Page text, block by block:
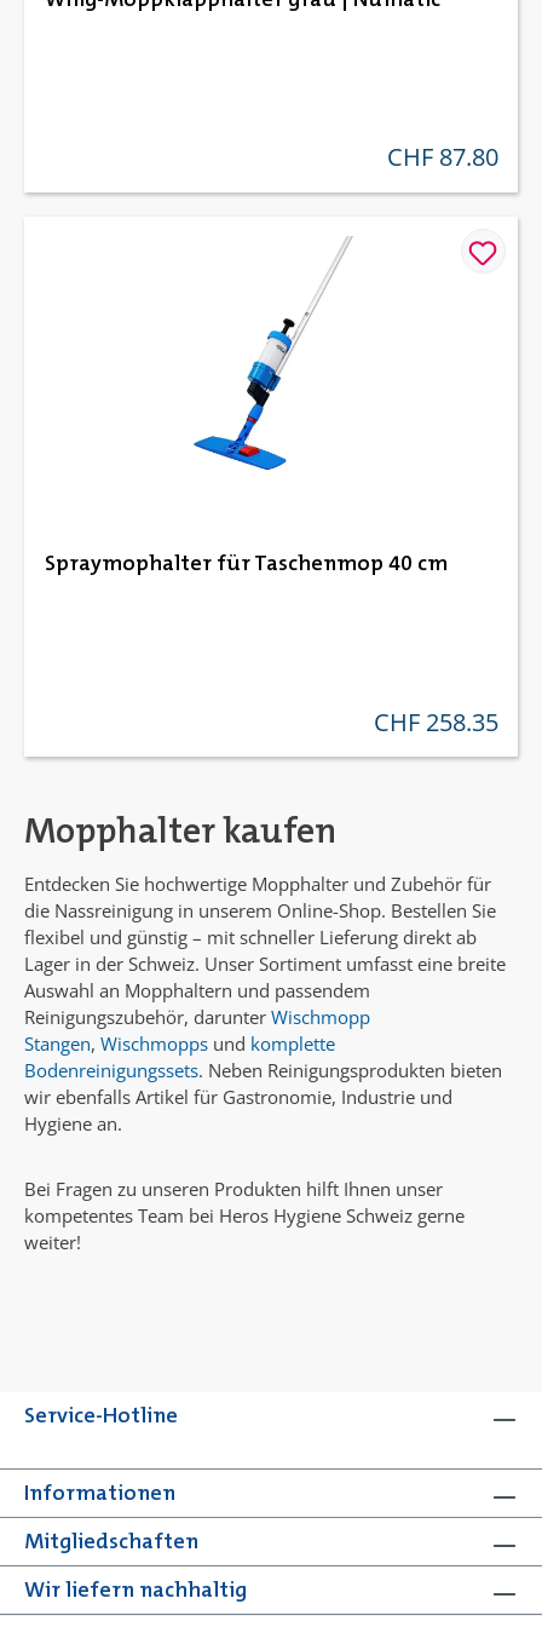
regulärer preis:
CHF 87.80
Spraymophalter für Taschenmop 40 cm
regulärer preis:
CHF 258.35
Mopphalter kaufen
Entdecken Sie hochwertige Mopphalter und Zubehör für
die Nassreinigung in unserem Online-Shop. Bestellen Sie
flexibel und günstig – mit schneller Lieferung direkt ab
Lager in der Schweiz. Unser Sortiment umfasst eine breite
Auswahl an Mopphaltern und passendem
Reinigungszubehör, darunter Wischmopp
Stangen, Wischmopps und komplette
Bodenreinigungssets. Neben Reinigungsprodukten bieten
wir ebenfalls Artikel für Gastronomie, Industrie und
Hygiene an.
Bei Fragen zu unseren Produkten hilft Ihnen unser
kompetentes Team bei Heros Hygiene Schweiz gerne
weiter!
Service-Hotline
Mitgliedschaften
Informationen
Wir liefern nachhaltig